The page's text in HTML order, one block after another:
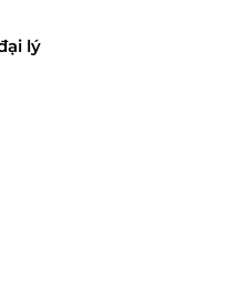
hình sau mỗi buổi
lý